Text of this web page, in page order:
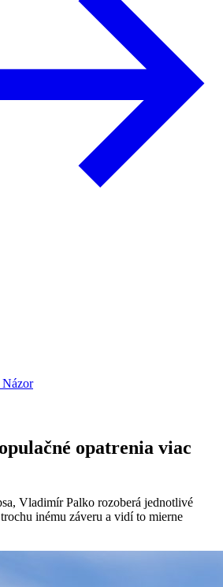
Názor
opatrenia viac
Vladimír Palko rozoberá jednotlivé
inému záveru a vidí to mierne